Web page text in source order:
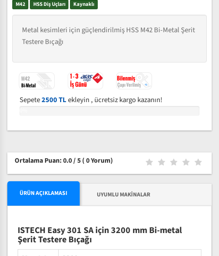
M42 HSS Diş Uçları Kaynaklı
Metal kesimleri için güçlendirilmiş HSS M42 Bi-Metal Şerit
Testere Bıçağı
Sepete2500 TLekleyin , ücretsiz kargo kazanın!
Ortalama Puan: 0.0 / 5 ( 0 Yorum)
ÜRÜN AÇIKLAMASI UYUMLU MAKINALAR
ISTECH Easy 301 SA için 3200 mm Bi-metal
Şerit Testere Bıçağı